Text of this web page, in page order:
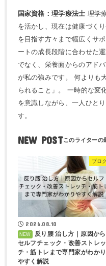
国家資格：理学療法士 理学
を活かし、現在は健康づく
を目指す方々まで幅広くサ
ートの成長段階に合わせた
でなく、栄養面からのアド
が私の強みです。 何よりも
られること」。 一時的な変
を意識しながら、一人ひと
す。
NEW POST
ブロ
2026.08.10
反り腰 治し方｜原因から
セルフチェック・改善ストレッ
チ・筋トレまで専門家がわかり
やすく解説